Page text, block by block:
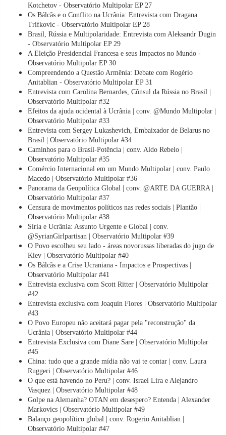
Kotchetov - Observatório Multipolar EP 27
Os Bálcãs e o Conflito na Ucrânia: Entrevista com Dragana
Trifkovic - Observatório Multipolar EP 28
Brasil, Rússia e Multipolaridade: Entrevista com Aleksandr Dugin
- Observatório Multipolar EP 29
A Eleição Presidencial Francesa e seus Impactos no Mundo -
Observatório Multipolar EP 30
Compreendendo a Questão Armênia: Debate com Rogério
Anitablian - Observatório Multipolar EP 31
Entrevista com Carolina Bernardes, Cônsul da Rússia no Brasil |
Observatório Multipolar #32
Efeitos da ajuda ocidental à Ucrânia | conv. @Mundo Multipolar |
Observatório Multipolar #33
Entrevista com Sergey Lukashevich, Embaixador de Belarus no
Brasil | Observatório Multipolar #34
Caminhos para o Brasil-Potência | conv. Aldo Rebelo |
Observatório Multipolar #35
Comércio Internacional em um Mundo Multipolar | conv. Paulo
Macedo | Observatório Multipolar #36
Panorama da Geopolítica Global | conv. @ARTE DA GUERRA |
Observatório Multipolar #37
Censura de movimentos políticos nas redes sociais | Plantão |
Observatório Multipolar #38
Síria e Ucrânia: Assunto Urgente e Global | conv.
@SyrianGirlpartisan | Observatório Multipolar #39
O Povo escolheu seu lado - áreas novorussas liberadas do jugo de
Kiev | Observatório Multipolar #40
Os Bálcãs e a Crise Ucraniana - Impactos e Prospectivas |
Observatório Multipolar #41
Entrevista exclusiva com Scott Ritter | Observatório Multipolar
#42
Entrevista exclusiva com Joaquin Flores | Observatório Multipolar
#43
O Povo Europeu não aceitará pagar pela "reconstrução" da
Ucrânia | Observatório Multipolar #44
Entrevista Exclusiva com Diane Sare | Observatório Multipolar
#45
China: tudo que a grande mídia não vai te contar | conv. Laura
Ruggeri | Observatório Multipolar #46
O que está havendo no Peru? | conv. Israel Lira e Alejandro
Vasquez | Observatório Multipolar #48
Golpe na Alemanha? OTAN em desespero? Entenda | Alexander
Markovics | Observatório Multipolar #49
Balanço geopolítico global | conv. Rogerio Anitablian |
Observatório Multipolar #47